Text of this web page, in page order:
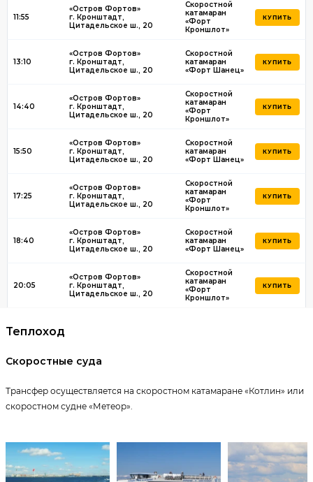
11:55
«Остров Фортов»
г. Кронштадт,
Цитадельское ш., 20
Скоростной
катамаран
«Форт
Кроншлот»
КУПИТЬ
13:10
«Остров Фортов»
г. Кронштадт,
Цитадельское ш., 20
Скоростной
катамаран
«Форт Шанец»
КУПИТЬ
14:40
«Остров Фортов»
г. Кронштадт,
Цитадельское ш., 20
Скоростной
катамаран
«Форт
Кроншлот»
КУПИТЬ
15:50
«Остров Фортов»
г. Кронштадт,
Цитадельское ш., 20
Скоростной
катамаран
«Форт Шанец»
КУПИТЬ
17:25
«Остров Фортов»
г. Кронштадт,
Цитадельское ш., 20
Скоростной
катамаран
«Форт
Кроншлот»
КУПИТЬ
18:40
«Остров Фортов»
г. Кронштадт,
Цитадельское ш., 20
Скоростной
катамаран
«Форт Шанец»
КУПИТЬ
20:05
«Остров Фортов»
г. Кронштадт,
Цитадельское ш., 20
Скоростной
катамаран
«Форт
Кроншлот»
КУПИТЬ
Теплоход
Скоростные суда
Трансфер осуществляется на скоростном катамаране «Котлин» или
скоростном судне «Метеор».